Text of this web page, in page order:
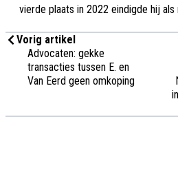
vierde plaats in 2022 eindigde hij als
Vorig artikel
Advocaten: gekke
transacties tussen E. en
Van Eerd geen omkoping